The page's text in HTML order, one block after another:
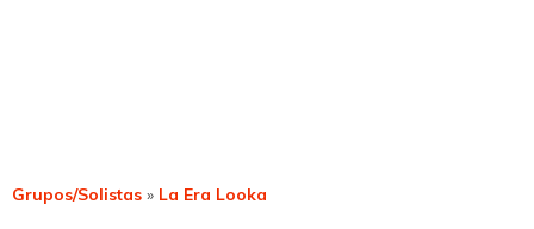
Grupos/Solistas » La Era Looka